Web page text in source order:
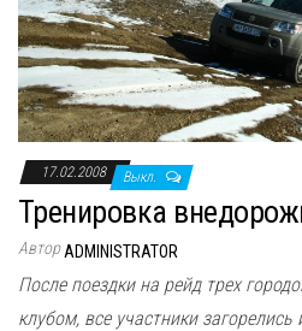
17.02.2008 Выкл.
Тренировка
АвторADMINISTRATOR
После поездки на рейд трех
клубом, все участники